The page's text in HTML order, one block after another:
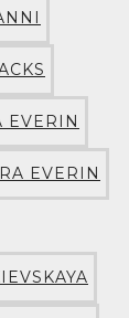
EVERIN
EVERIN